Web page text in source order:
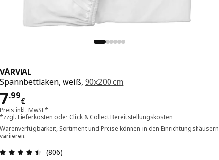
VÅRVIAL
Spannbettlaken, weiß, 90x200 cm
7.99
€
Preis 7.99€
Preis inkl. MwSt.*
*zzgl.Lieferkosten oder Click & Collect Bereitstellungskosten
Warenverfügbarkeit, Sortiment und Preise können in den Einrichtungshäusern
variieren.
Bewertung: 4.5 von 5 Sterne Alle Bewertungen:
(806)